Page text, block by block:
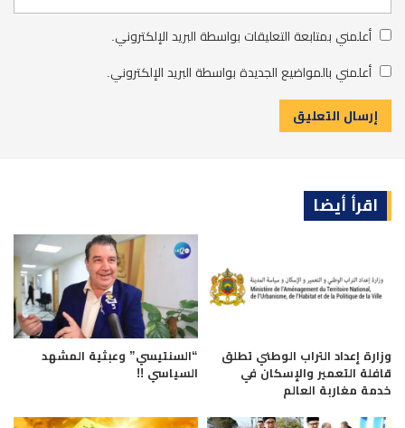
أعلمني بمتابعة التعليقات بواسطة البريد الإلكتروني.
أعلمني بالمواضيع الجديدة بواسطة البريد الإلكتروني.
اقرأ أيضا
وزارة إعداد التراب الوطني تطلق
قافلة التعمير والإسكان في
خدمة مغاربة العالم
“السنتيسي” وعبثية المشهد
السياسي !!